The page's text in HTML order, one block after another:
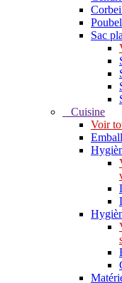
Sac
Cuisine
Voir